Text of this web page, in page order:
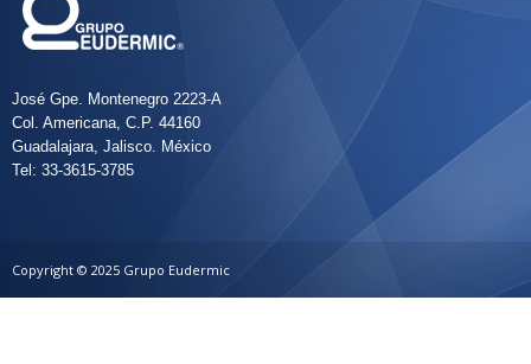
José Gpe. Montenegro 2223-A
Col. Americana, C.P. 44160
Guadalajara, Jalisco. México
Tel: 33-3615-3785
Copyright © 2025 Grupo Eudermic